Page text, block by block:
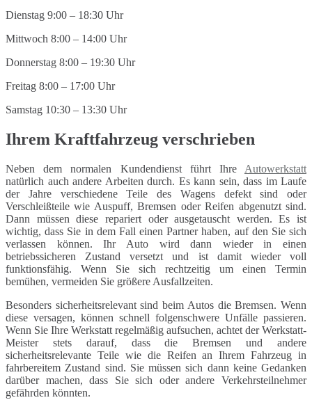
Dienstag 9:00 – 18:30 Uhr
Mittwoch 8:00 – 14:00 Uhr
Donnerstag 8:00 – 19:30 Uhr
Freitag 8:00 – 17:00 Uhr
Samstag 10:30 – 13:30 Uhr
Ihrem Kraftfahrzeug verschrieben
Neben dem normalen Kundendienst führt Ihre Autowerkstatt
natürlich auch andere Arbeiten durch. Es kann sein, dass im Laufe
der Jahre verschiedene Teile des Wagens defekt sind oder
Verschleißteile wie Auspuff, Bremsen oder Reifen abgenutzt sind.
Dann müssen diese repariert oder ausgetauscht werden. Es ist
wichtig, dass Sie in dem Fall einen Partner haben, auf den Sie sich
verlassen können. Ihr Auto wird dann wieder in einen
betriebssicheren Zustand versetzt und ist damit wieder voll
funktionsfähig. Wenn Sie sich rechtzeitig um einen Termin
bemühen, vermeiden Sie größere Ausfallzeiten.
Besonders sicherheitsrelevant sind beim Autos die Bremsen. Wenn
diese versagen, können schnell folgenschwere Unfälle passieren.
Wenn Sie Ihre Werkstatt regelmäßig aufsuchen, achtet der Werkstatt-
Meister stets darauf, dass die Bremsen und andere
sicherheitsrelevante Teile wie die Reifen an Ihrem Fahrzeug in
fahrbereitem Zustand sind. Sie müssen sich dann keine Gedanken
darüber machen, dass Sie sich oder andere Verkehrsteilnehmer
gefährden könnten.